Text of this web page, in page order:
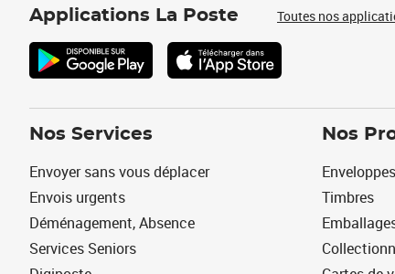
Applications La Poste Toutes nos
Nos Services
Envoyer sans vous déplacer
Envois urgents
Déménagement, Absence
Services Seniors
Nos
Enveloppes
Timbres